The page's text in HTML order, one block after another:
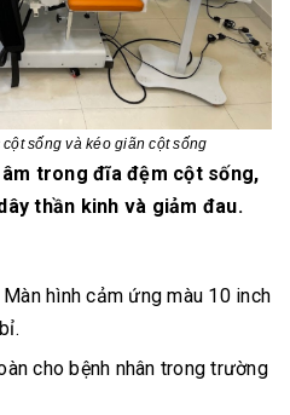
sống và kéo giãn cột sống
trong đĩa đệm cột sống,
thần kinh và giảm đau.
hình cảm ứng màu 10 inch
cho bệnh nhân trong trường